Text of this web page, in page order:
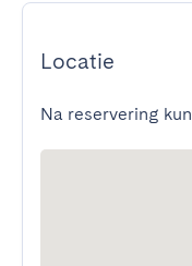
Locatie
Na reservering